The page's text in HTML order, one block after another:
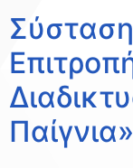
Παίγνια»